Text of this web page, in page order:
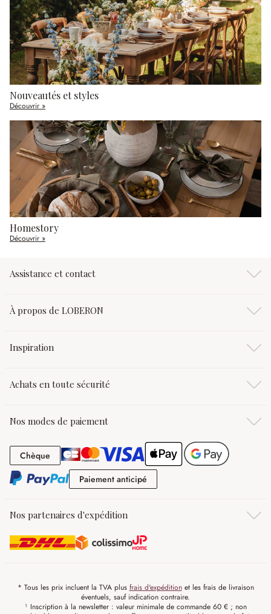
Nouveautés et styles
Découvrir »
Homestory
Découvrir »
Assistance et contact
À propos de LOBERON
Inspiration
Achats en toute sécurité
Nos modes de paiement
Chèque Chèque
Paiement anticipé
Nos partenaires d'expédition
* Tous les prix incluent la TVA plus frais d'expéditionet les frais de livraison
éventuels, sauf indication contraire.
¹ Inscription à la newsletter : valeur minimale de commande 60 € ; non